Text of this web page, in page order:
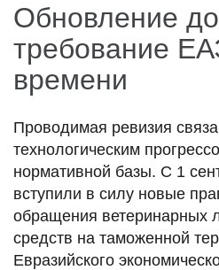
Обновление
требование
времени
Проводимая ревизия
технологическим
нормативной базы. С 1
вступили в силу новые
обращения ветеринарных
средств на таможенной
Евразийского